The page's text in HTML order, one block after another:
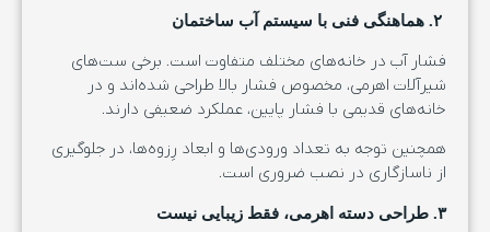
فشار آب در خانه‌های مختلف متفاوت است. برخی ست‌های
شیرآلات اهرمی، مخصوص فشار بالا طراحی شده‌اند و در
خانه‌های قدیمی با فشار پایین، عملکرد ضعیفی دارند.
همچنین توجه به تعداد ورودی‌ها و ابعاد رِزوه‌ها، در جلوگیری
از ناسازگاری در نصب ضروری است.
۳. طراحی دسته اهرمی، فقط زیبایی نیست